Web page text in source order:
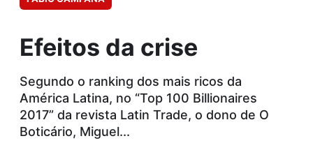
Efeitos da crise
Segundo o ranking dos mais ricos da
América Latina, no “Top 100 Billionaires
2017” da revista Latin Trade, o dono de O
Boticário, Miguel...